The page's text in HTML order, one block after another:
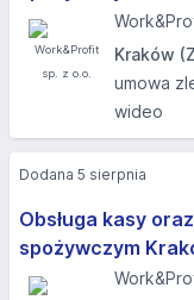
Kraków
umowa
wideo
Obsługa kasy
spożywczym
Dodana 5 sierpnia